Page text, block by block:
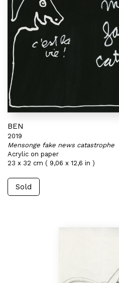
BEN
2019
Mensonge fake news catastrophe
Acrylic on paper
23 x 32 cm ( 9,06 x 12,6 in )
Sold